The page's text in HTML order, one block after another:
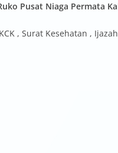
Pusat Niaga Permata
, Surat Kesehatan ,